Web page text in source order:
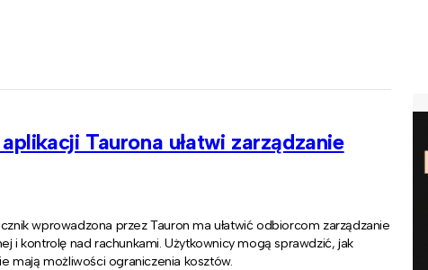
Taurona ułatwi zarządzanie
wprowadzona przez Tauron ma ułatwić odbiorcom zarządzanie
i kontrolę nad rachunkami. Użytkownicy mogą sprawdzić, jak
mają możliwości ograniczenia kosztów.